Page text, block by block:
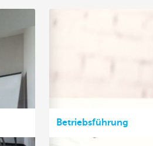
Betriebsführung